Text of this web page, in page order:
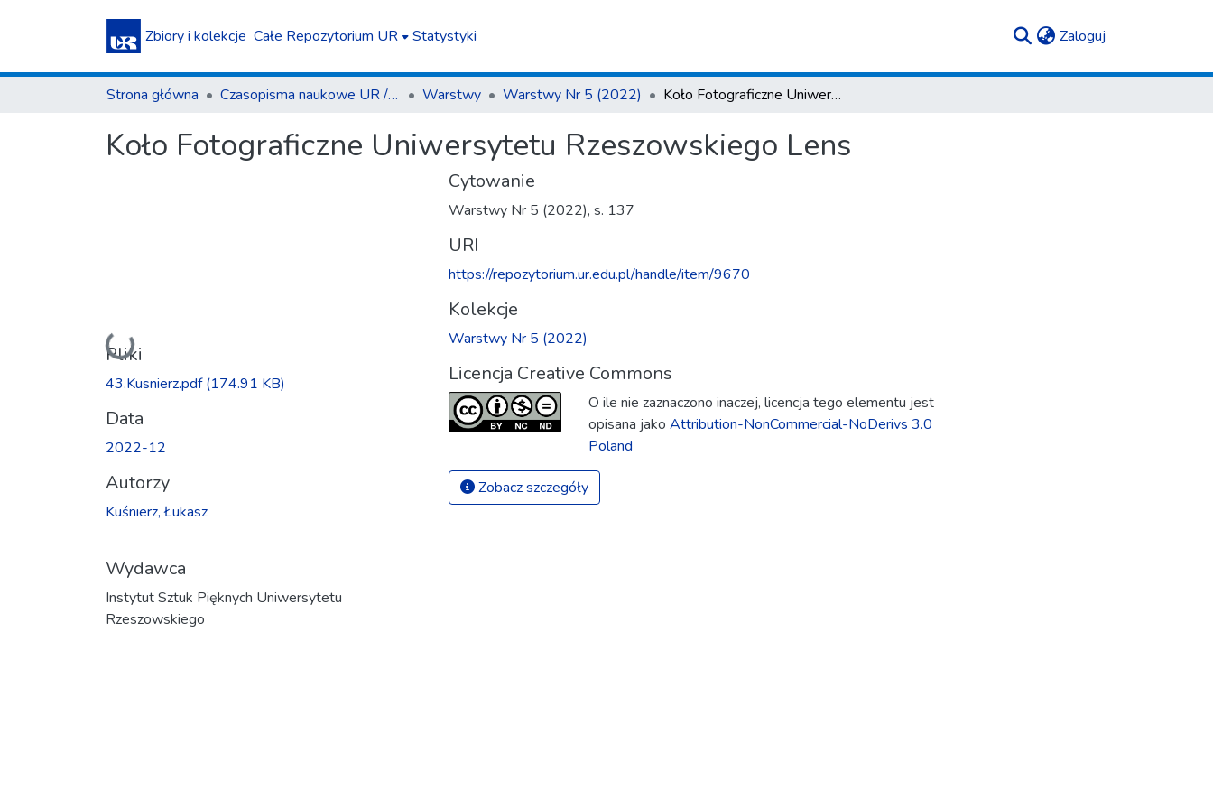
Zbiory i kolekcje Całe Repozytorium UR Statystyki Zaloguj
Strona główna Czasopisma naukowe UR / Scientific Journals Warstwy Warstwy Nr 5 (2022) Koło Fotograficzne Uniwersytetu Rzeszowskiego Lens
Koło Fotograficzne Uniwersytetu Rzeszowskiego Lens
Ładowanie...
Pliki
43.Kusnierz.pdf(174.91 KB)
Data
2022-12
Autorzy
Kuśnierz, Łukasz
Wydawca
Instytut Sztuk Pięknych Uniwersytetu
Rzeszowskiego
Cytowanie
Warstwy Nr 5 (2022), s. 137
URI
https://repozytorium.ur.edu.pl/handle/item/9670
Kolekcje
Warstwy Nr 5 (2022)
Licencja Creative Commons
O ile nie zaznaczono inaczej, licencja tego elementu jest
opisana jako Attribution-NonCommercial-NoDerivs 3.0
Poland
Zobacz szczegóły